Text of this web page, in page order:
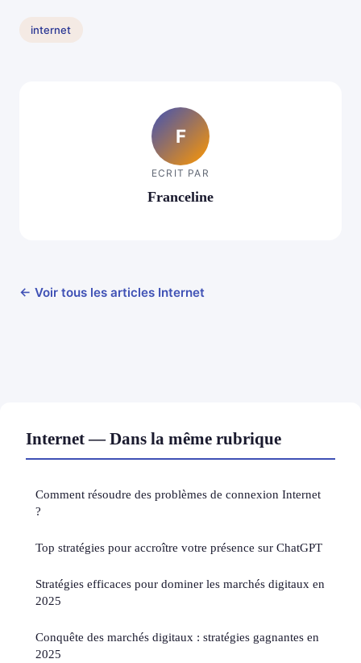
internet
F
ECRIT PAR
Franceline
← Voir tous les articles Internet
Internet — Dans la même rubrique
Comment résoudre des problèmes de connexion Internet
?
Top stratégies pour accroître votre présence sur ChatGPT
Stratégies efficaces pour dominer les marchés digitaux en
2025
Conquête des marchés digitaux : stratégies gagnantes en
2025